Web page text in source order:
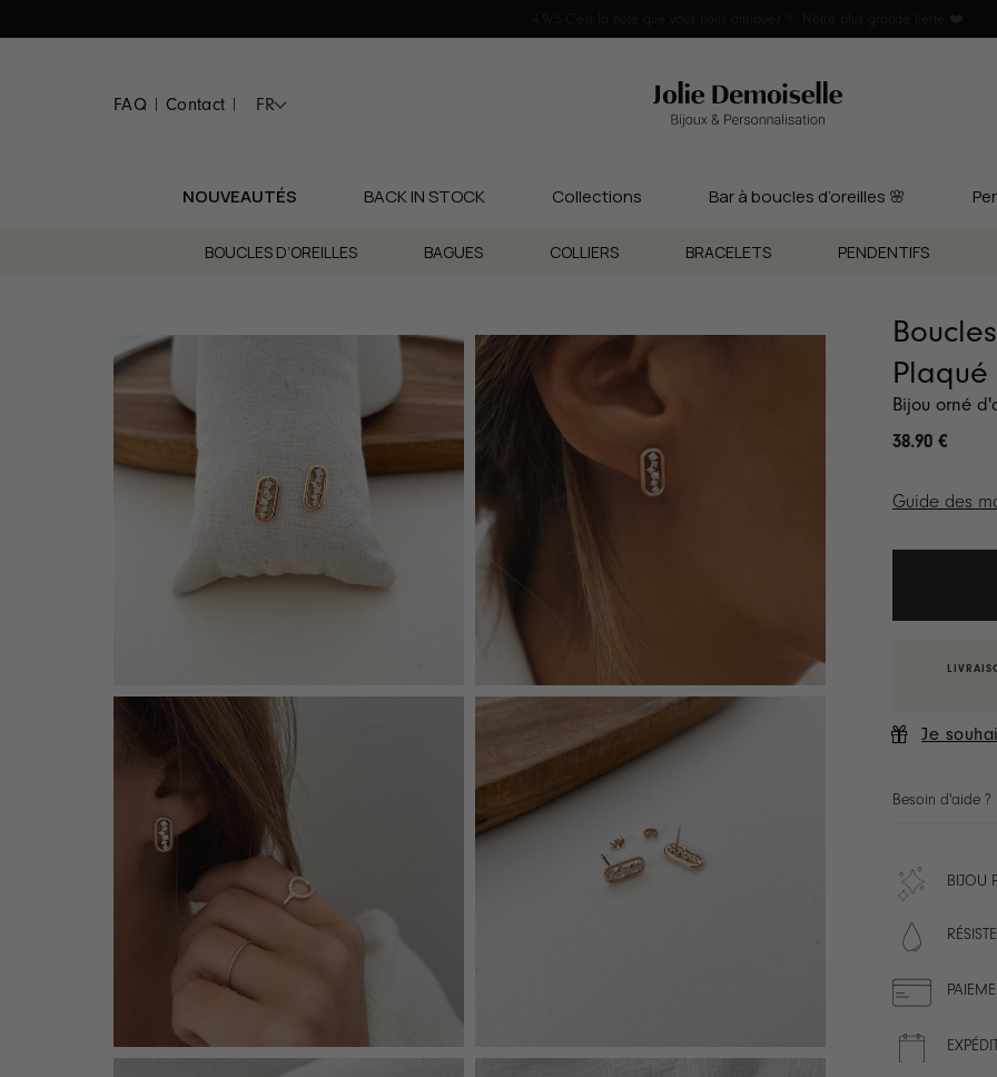
au
FAQ | Contact | FR
NOUVEAUTÉS BACK IN STOCK Collections Bar à boucles d’oreilles 🌸
BOUCLES D’OREILLES BAGUES COLLIERS BRACELETS PENDENTIFS
Bijou orné
38.90 €
Guide des
Je
Besoin d'aide ?
BIJOU